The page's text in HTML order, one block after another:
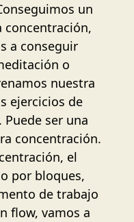
un
concentración,
a conseguir
o
nuestra
ejercicios de
ser una
concentración.
el
por bloques,
de trabajo
flow, vamos a